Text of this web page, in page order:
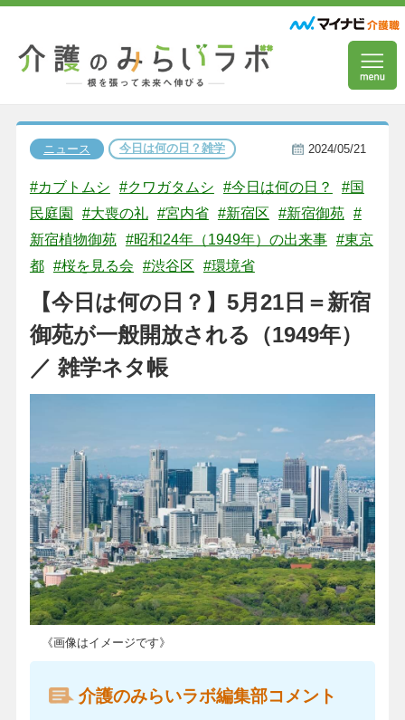
ニュース 今日は何の日？雑学 2024/05/21
#カブトムシ #クワガタムシ #今日は何の日？
#国
民庭園
#大喪の礼 #宮内省 #新宿区 #新宿御苑 #
新宿植物御苑 #昭和24年（1949年）の出来事 #東京
都 #桜を見る会 #渋谷区 #環境省
【今日は何の日？】5月21日＝新宿
御苑が一般開放される（1949年）
／ 雑学ネタ帳
《画像はイメージです》
介護のみらいラボ編集部コメント